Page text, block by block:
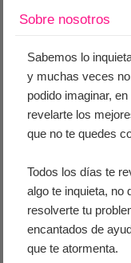
Sobre nosotros
Sabemos lo
y muchas veces
podido imaginar,
revelarte los
que no te quedes
Todos los días te
algo te inquieta, no
resolverte tu
encantados de
que te atormenta.